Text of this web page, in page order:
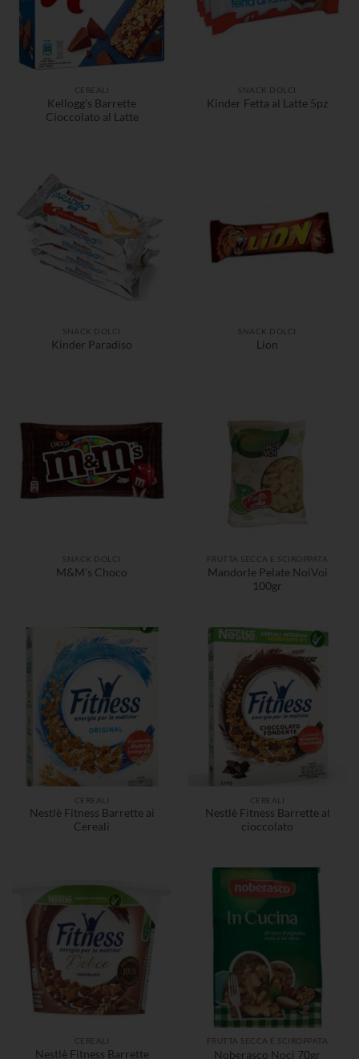
CEREALI
Kellogg’s Barrette
Cioccolato al Latte
SNACK DOLCI
Kinder Fetta al Latte 5pz
SNACK DOLCI
Kinder Paradiso
SNACK DOLCI
Lion
SNACK DOLCI
M&M’s Choco
FRUTTA SECCA E SCIROPPATA
Mandorle Pelate NoiVoi
100gr
CEREALI
Nestlè Fitness Barrette ai
Cereali
CEREALI
Nestlè Fitness Barrette al
cioccolato
CEREALI
Nestlè Fitness Barrette
FRUTTA SECCA E SCIROPPATA
Noberasco Noci 70gr